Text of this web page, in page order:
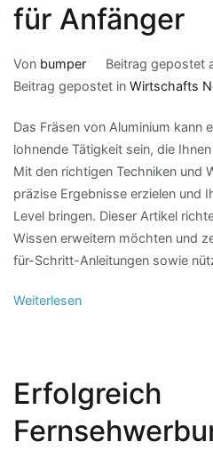
für Anfänger
Von bumper Beitrag gepostet
Beitrag gepostet in Wirtschafts
Das Fräsen von Aluminium kann
lohnende Tätigkeit sein, die
Mit den richtigen Techniken und
präzise Ergebnisse erzielen und
Level bringen. Dieser Artikel
Wissen erweitern möchten und
für-Schritt-Anleitungen sowie
Weiterlesen
Erfolgreich